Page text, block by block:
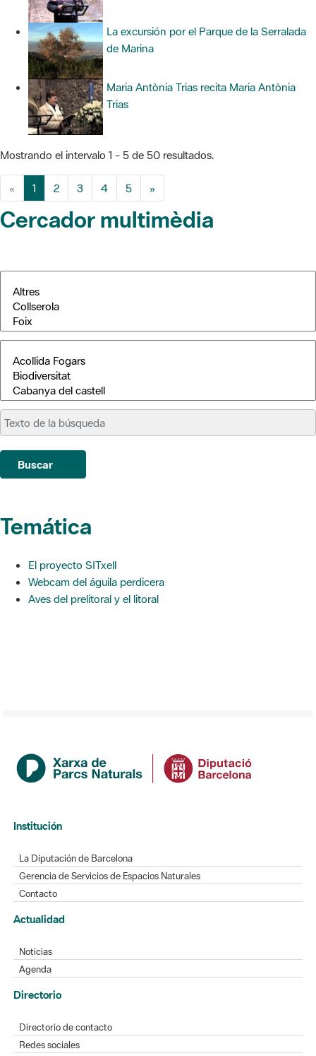
La excursión por el Parque de la Serralada
de Marina
Maria Antònia Trias recita Maria Antònia
Trias
Mostrando el intervalo 1 - 5 de 50 resultados.
« 1 2 3 4 5 »
Cercador multimèdia
Buscar
Temática
El proyecto SITxell
Webcam del águila perdicera
Aves del prelitoral y el litoral
Institución
La Diputación de Barcelona
Gerencia de Servicios de Espacios Naturales
Contacto
Actualidad
Noticias
Agenda
Directorio
Directorio de contacto
Redes sociales